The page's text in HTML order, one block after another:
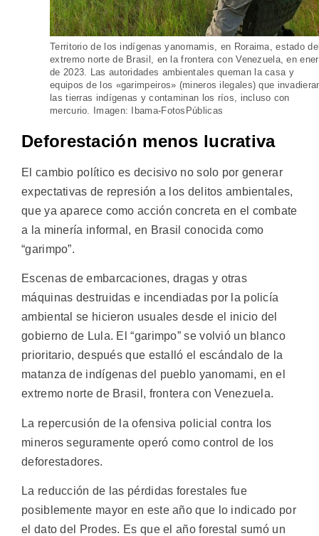
Territorio de los indígenas yanomamis, en Roraima, estado
extremo norte de Brasil, en la frontera con Venezuela, en
de 2023. Las autoridades ambientales queman la casa y
equipos de los «garimpeiros» (mineros ilegales) que
las tierras indígenas y contaminan los ríos, incluso con
mercurio. Imagen: Ibama-FotosPúblicas
Deforestación menos lucrativa
El cambio político es decisivo no solo por generar
expectativas de represión a los delitos ambientales,
que ya aparece como acción concreta en el combate
a la minería informal, en Brasil conocida como
“garimpo”.
Escenas de embarcaciones, dragas y otras
máquinas destruidas e incendiadas por la policía
ambiental se hicieron usuales desde el inicio del
gobierno de Lula. El “garimpo” se volvió un blanco
prioritario, después que estalló el escándalo de la
matanza de indígenas del pueblo yanomami, en el
extremo norte de Brasil, frontera con Venezuela.
La repercusión de la ofensiva policial contra los
mineros seguramente operó como control de los
deforestadores.
La reducción de las pérdidas forestales fue
posiblemente mayor en este año que lo indicado por
el dato del Prodes. Es que el año forestal sumó un